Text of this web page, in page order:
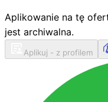
Aplikowanie na tę
jest archiwalna.
Aplikuj - z profilem